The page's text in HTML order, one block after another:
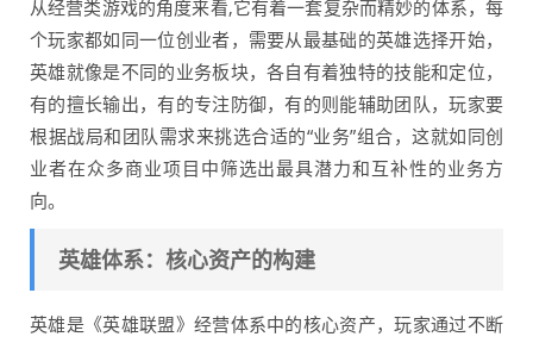
从经营类游戏的角度来看,它有着一套复杂而精妙的体系，每
个玩家都如同一位创业者，需要从最基础的英雄选择开始，
英雄就像是不同的业务板块，各自有着独特的技能和定位，
有的擅长输出，有的专注防御，有的则能辅助团队，玩家要
根据战局和团队需求来挑选合适的“业务”组合，这就如同创
业者在众多商业项目中筛选出最具潜力和互补性的业务方
向。
英雄体系：核心资产的构建
英雄是《英雄联盟》经营体系中的核心资产，玩家通过不断